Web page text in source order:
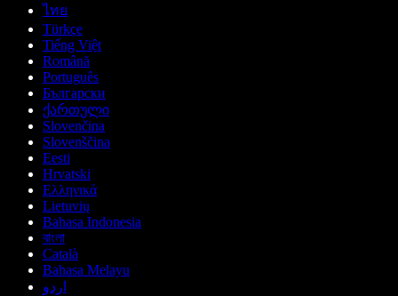
ไทย
Türkçe
Tiếng Việt
Română
Português
Български
ქართული
Slovenčina
Slovenščina
Eesti
Hrvatski
Ελληνικά
Lietuvių
Bahasa Indonesia
বাংলা
Català
Bahasa Melayu
اردو